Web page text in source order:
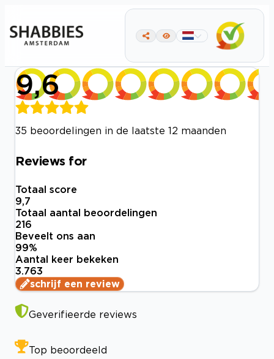
9,6
35 beoordelingen in de laatste 12 maanden
Reviews for
Totaal score
9,7
Totaal aantal beoordelingen
216
Beveelt ons aan
99%
Aantal keer bekeken
3.763
schrijf een review
Geverifieerde reviews
Top beoordeeld